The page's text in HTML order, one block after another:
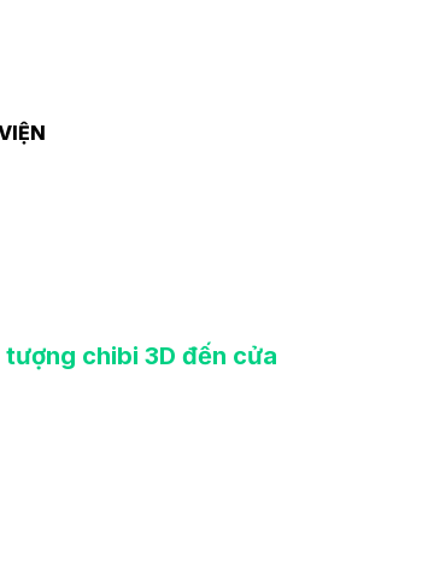
chibi 3D đến cửa